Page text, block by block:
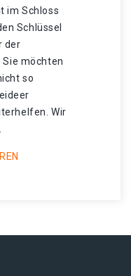
im Schloss
Schlüssel
der
möchten
so
Wir